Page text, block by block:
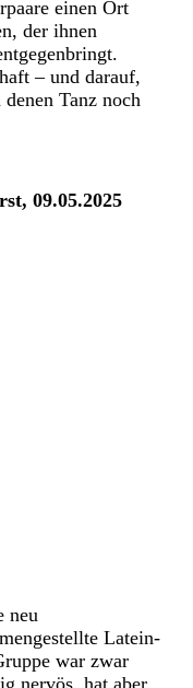
einen Ort
der ihnen
– und darauf,
Tanz noch
09.05.2025
neu
Latein-
war zwar
nervös, hat aber